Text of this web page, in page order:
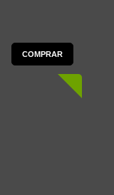
COMPRAR